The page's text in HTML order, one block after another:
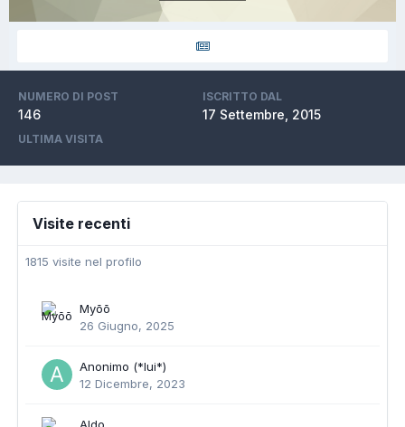
NUMERO DI POST
146
ISCRITTO DAL
17 Settembre, 2015
ULTIMA VISITA
Visite recenti
1815 visite nel profilo
Myōō
26 Giugno, 2025
Anonimo (*lui*)
12 Dicembre, 2023